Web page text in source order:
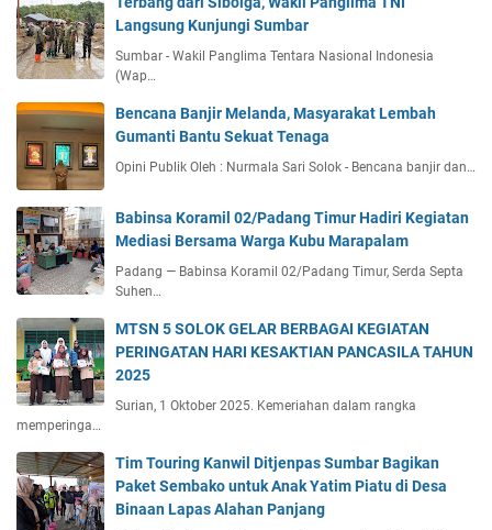
Langsung Kunjungi Sumbar
Sumbar - Wakil Panglima Tentara Nasional Indonesia
(Wap…
Bencana Banjir Melanda, Masyarakat Lembah
Gumanti Bantu Sekuat Tenaga
Opini Publik Oleh : Nurmala Sari Solok - Bencana banjir dan…
Babinsa Koramil 02/Padang Timur Hadiri Kegiatan
Mediasi Bersama Warga Kubu Marapalam
Padang — Babinsa Koramil 02/Padang Timur, Serda Septa
Suhen…
MTSN 5 SOLOK GELAR BERBAGAI KEGIATAN
PERINGATAN HARI KESAKTIAN PANCASILA TAHUN
2025
Surian, 1 Oktober 2025. Kemeriahan dalam rangka
memperinga…
Tim Touring Kanwil Ditjenpas Sumbar Bagikan
Paket Sembako untuk Anak Yatim Piatu di Desa
Binaan Lapas Alahan Panjang